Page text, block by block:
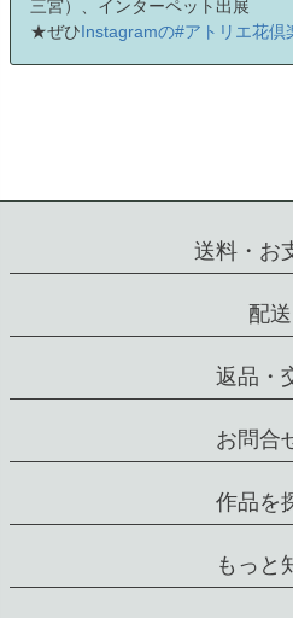
三宮）、インターペット出展
★ぜひInstagramの#アトリエ花倶
送料・お
配送
返品・
お問合
作品を
もっと